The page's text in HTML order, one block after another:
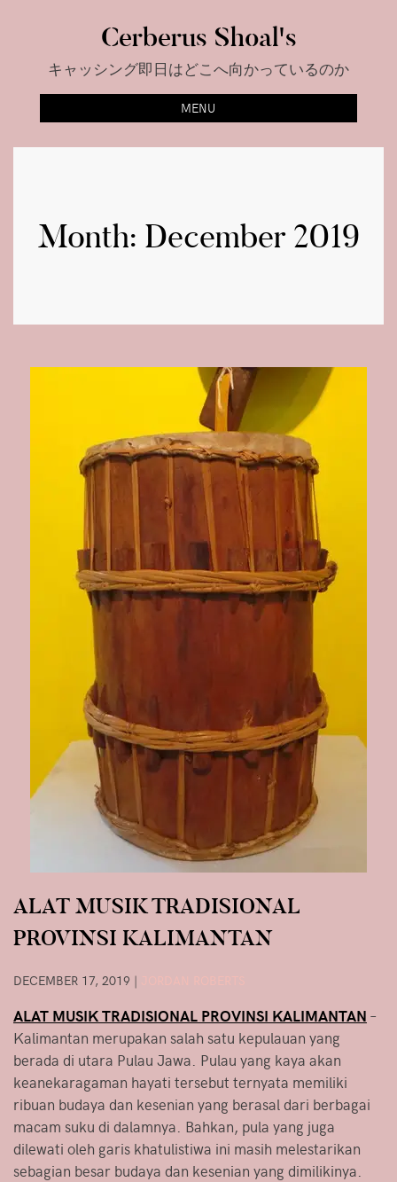
Cerberus Shoal's
キャッシング即日はどこへ向かっているのか
MENU
Month: December 2019
ALAT MUSIK TRADISIONAL
PROVINSI KALIMANTAN
DECEMBER 17, 2019 | JORDAN ROBERTS
ALAT MUSIK TRADISIONAL PROVINSI KALIMANTAN –
Kalimantan merupakan salah satu kepulauan yang
berada di utara Pulau Jawa. Pulau yang kaya akan
keanekaragaman hayati tersebut ternyata memiliki
ribuan budaya dan kesenian yang berasal dari berbagai
macam suku di dalamnya. Bahkan, pula yang juga
dilewati oleh garis khatulistiwa ini masih melestarikan
sebagian besar budaya dan kesenian yang dimilikinya.